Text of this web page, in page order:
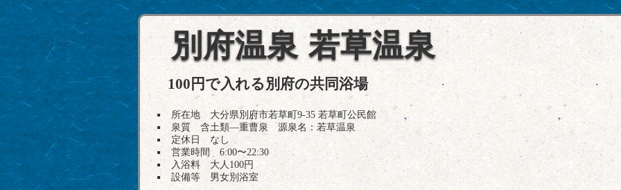
別府温泉 若草温泉
100円で入れる別府の共同浴場
所在地 大分県別府市若草町9-35 若草町公民館
泉質 含土類―重曹泉 源泉名：若草温泉
定休日 なし
営業時間 6:00〜22:30
入浴料 大人100円
設備等 男女別浴室